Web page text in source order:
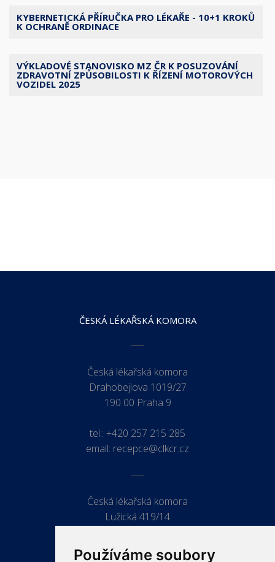
Používáme soubory
KYBERNETICKÁ PŘÍRUČKA PRO LÉKAŘE - 10+1 KROKŮ
K OCHRANĚ ORDINACE
VÝKLADOVÉ STANOVISKO MZ ČR K POSUZOVÁNÍ
ZDRAVOTNÍ ZPŮSOBILOSTI K ŘÍZENÍ MOTOROVÝCH
VOZIDEL 2025
ČESKÁ LÉKAŘSKÁ KOMORA
Česká lékařská komora
Drahobejlova 1019/27
190 00 Praha 9
tel.: +420 257 215 285
email: recepce@clkcr.cz
Česká lékařská komora
Lužická 419/14